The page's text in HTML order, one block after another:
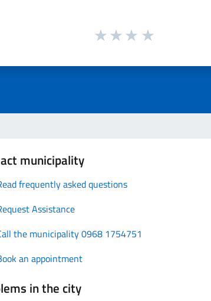
municipality
frequently asked questions
Assistance
the municipality 0968 1754751
an appointment
in the city